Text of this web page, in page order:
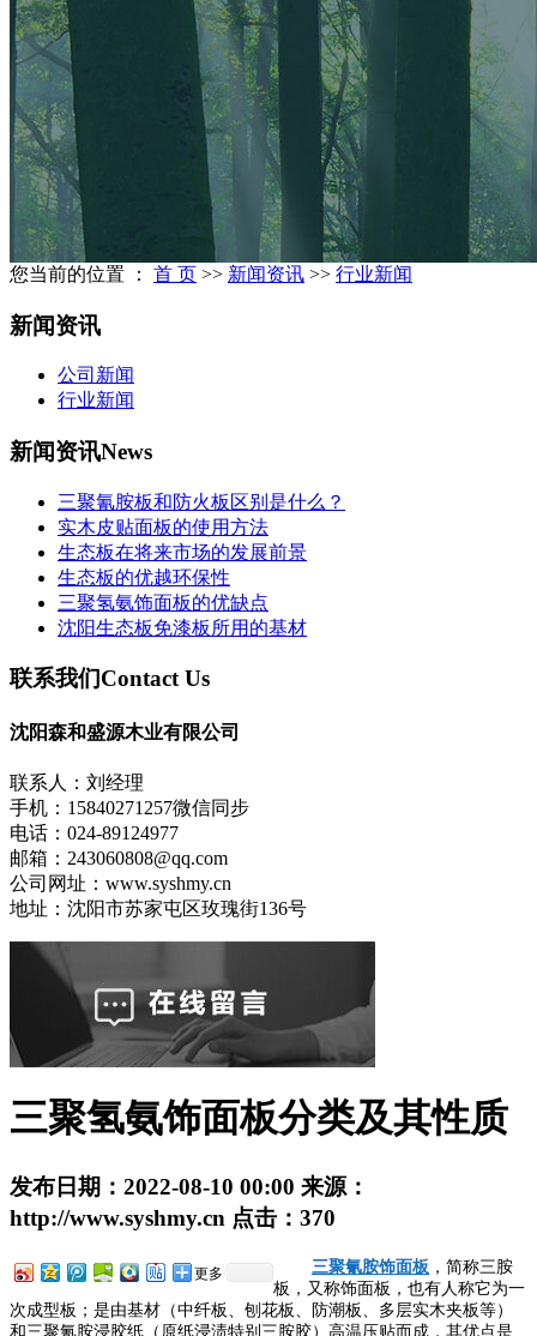
您当前的位置 ： 首 页 >> 新闻资讯 >> 行业新闻
新闻资讯
公司新闻
行业新闻
新闻资讯News
三聚氰胺板和防火板区别是什么？
实木皮贴面板的使用方法
生态板在将来市场的发展前景
生态板的优越环保性
三聚氢氨饰面板的优缺点
沈阳生态板免漆板所用的基材
联系我们Contact Us
沈阳森和盛源木业有限公司
联系人：刘经理
手机：15840271257微信同步
电话：024-89124977
邮箱：243060808@qq.com
公司网址：www.syshmy.cn
地址：沈阳市苏家屯区玫瑰街136号
三聚氢氨饰面板分类及其性质
发布日期： 2022-08-10 00:00 来源：
http://www.syshmy.cn 点击： 370
更多 三聚氰胺饰面板 ，简称三胺
板，又称饰面板，也有人称它为一
次成型板；是由基材（中纤板、刨花板、防潮板、多层实木夹板等）
和三聚氰胺浸胶纸（原纸浸渍特别三胺胶）高温压贴而成，其优点是